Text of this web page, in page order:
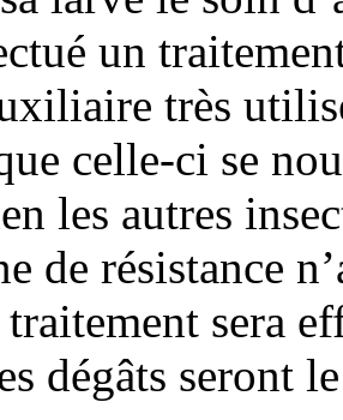
un
très
celle-ci se
les autres
de résistance
sera
dégâts seront